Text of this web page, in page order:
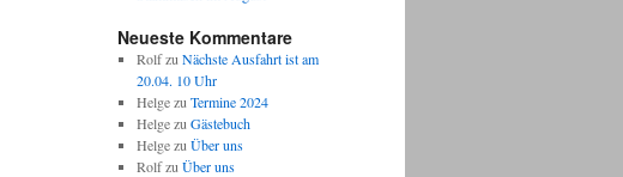
Neueste Kommentare
Rolfzu Nächste Ausfahrt ist am
20.04. 10 Uhr
Helgezu Termine 2024
Helgezu Gästebuch
Helgezu Über uns
Rolfzu Über uns